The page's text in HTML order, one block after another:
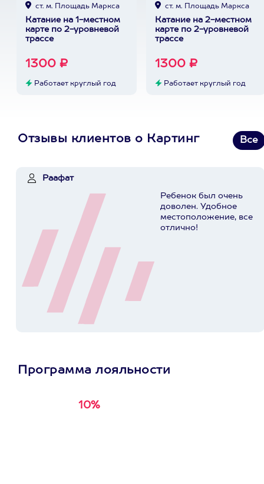
ст. м. Площадь Маркса
Катание на 1-местном
карте по 2-уровневой
трассе
1300 ₽
Работает круглый год
ст. м. Площадь Маркса
Катание на 2-местном
карте по 2-уровневой
трассе
1300 ₽
Работает круглый год
Отзывы клиентов о Картинг Все
Раафат
Ребенок был очень
доволен. Удобное
местоположение, все
отлично!
Программа лояльности
10%